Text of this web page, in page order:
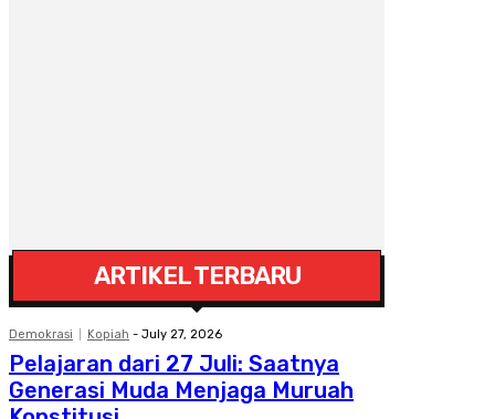
ARTIKEL TERBARU
Demokrasi Kopiah - July 27, 2026
Pelajaran dari 27 Juli: Saatnya
Generasi Muda Menjaga Muruah